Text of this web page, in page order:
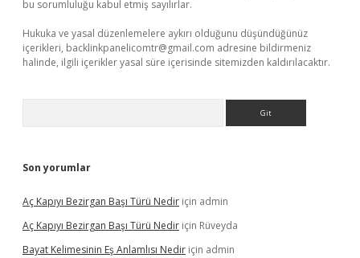
bu sorumluluğu kabul etmiş sayılırlar.
Hukuka ve yasal düzenlemelere aykırı olduğunu düşündüğünüz
içerikleri, backlinkpanelicomtr@gmail.com adresine bildirmeniz
halinde, ilgili içerikler yasal süre içerisinde sitemizden kaldırılacaktır.
Son yorumlar
Aç Kapıyı Bezirgan Başı Türü Nedir için admin
Aç Kapıyı Bezirgan Başı Türü Nedir için Rüveyda
Bayat Kelimesinin Eş Anlamlısı Nedir için admin